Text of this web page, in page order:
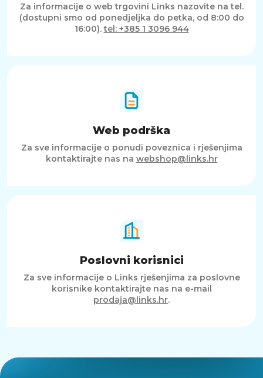
Za informacije o web trgovini Links nazovite na tel.
(dostupni smo od ponedjeljka do petka, od 8:00 do
16:00).tel: +385 1 3096 944
Web podrška
Za sve informacije o ponudi poveznica i rješenjima
kontaktirajte nas na webshop@links.hr
Poslovni korisnici
Za sve informacije o Links rješenjima za poslovne
korisnike kontaktirajte nas na e-mail
prodaja@links.hr.